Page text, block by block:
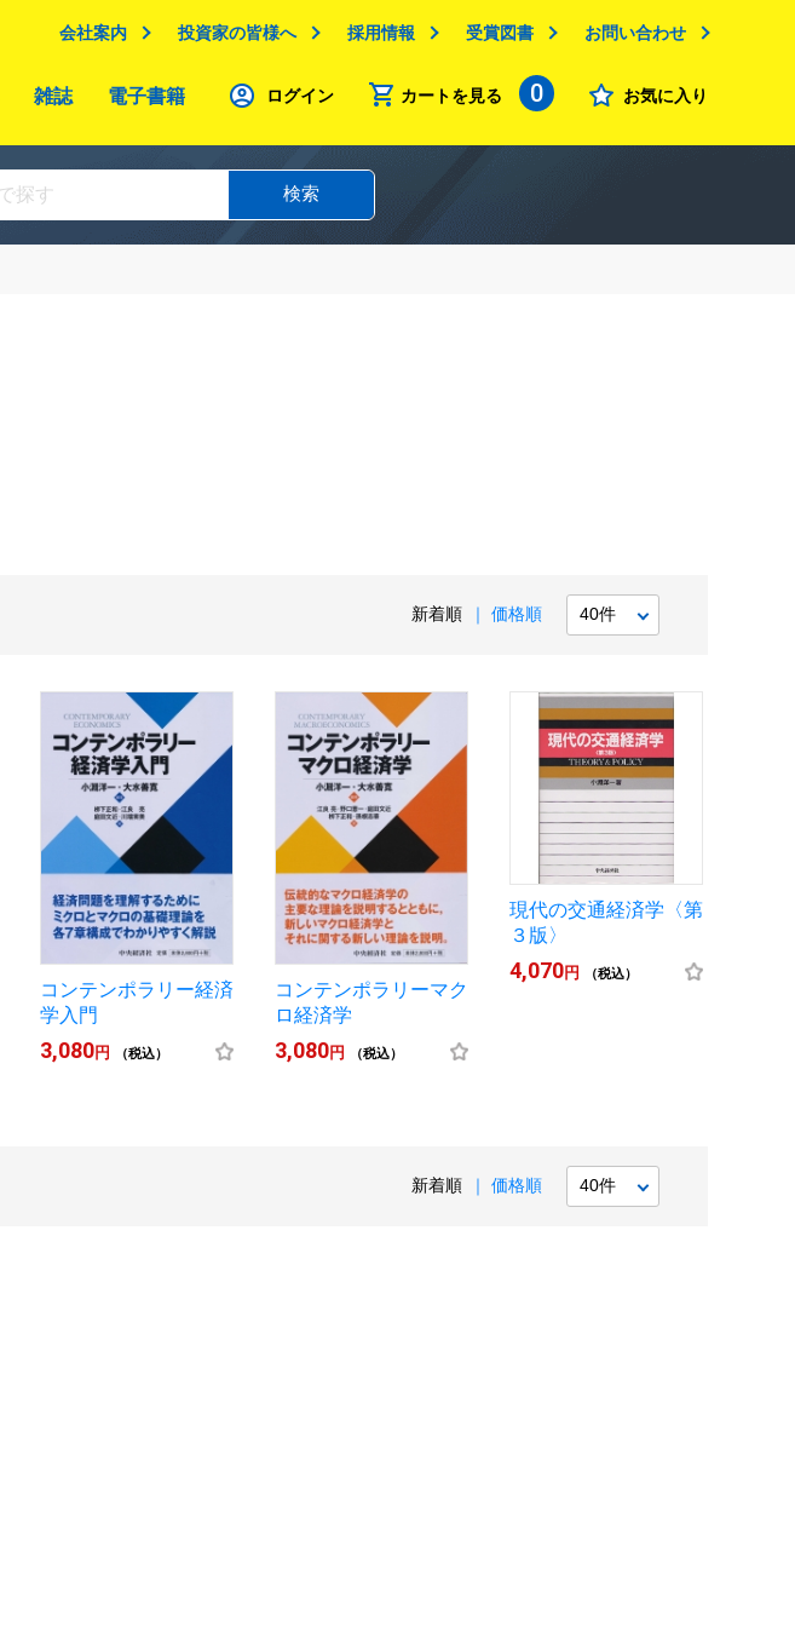
会社案内 投資家の皆様へ 採用情報 受賞図書 お問い合わせ
雑誌 電子書籍 ログイン カートを見る 0 お気に入り
検索
新着順 価格順
コンテンポラリー経済
学入門
3,080円 （税込）
コンテンポラリーマク
ロ経済学
3,080円 （税込）
現代の交通経済学〈第
３版〉
4,070円 （税込）
新着順 価格順